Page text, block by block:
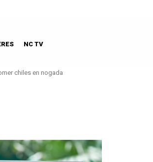
NC TV
chiles en nogada